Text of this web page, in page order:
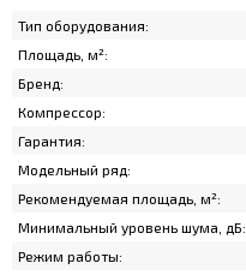
Тип оборудования:
Площадь, м²:
Бренд:
Компрессор:
Гарантия:
Модельный ряд:
Рекомендуемая площадь, м²:
Минимальный уровень шума, дБ:
Режим работы: